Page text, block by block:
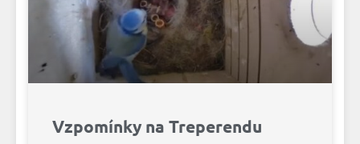
Vzpomínky na Treperendu